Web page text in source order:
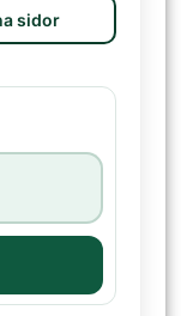
sidor